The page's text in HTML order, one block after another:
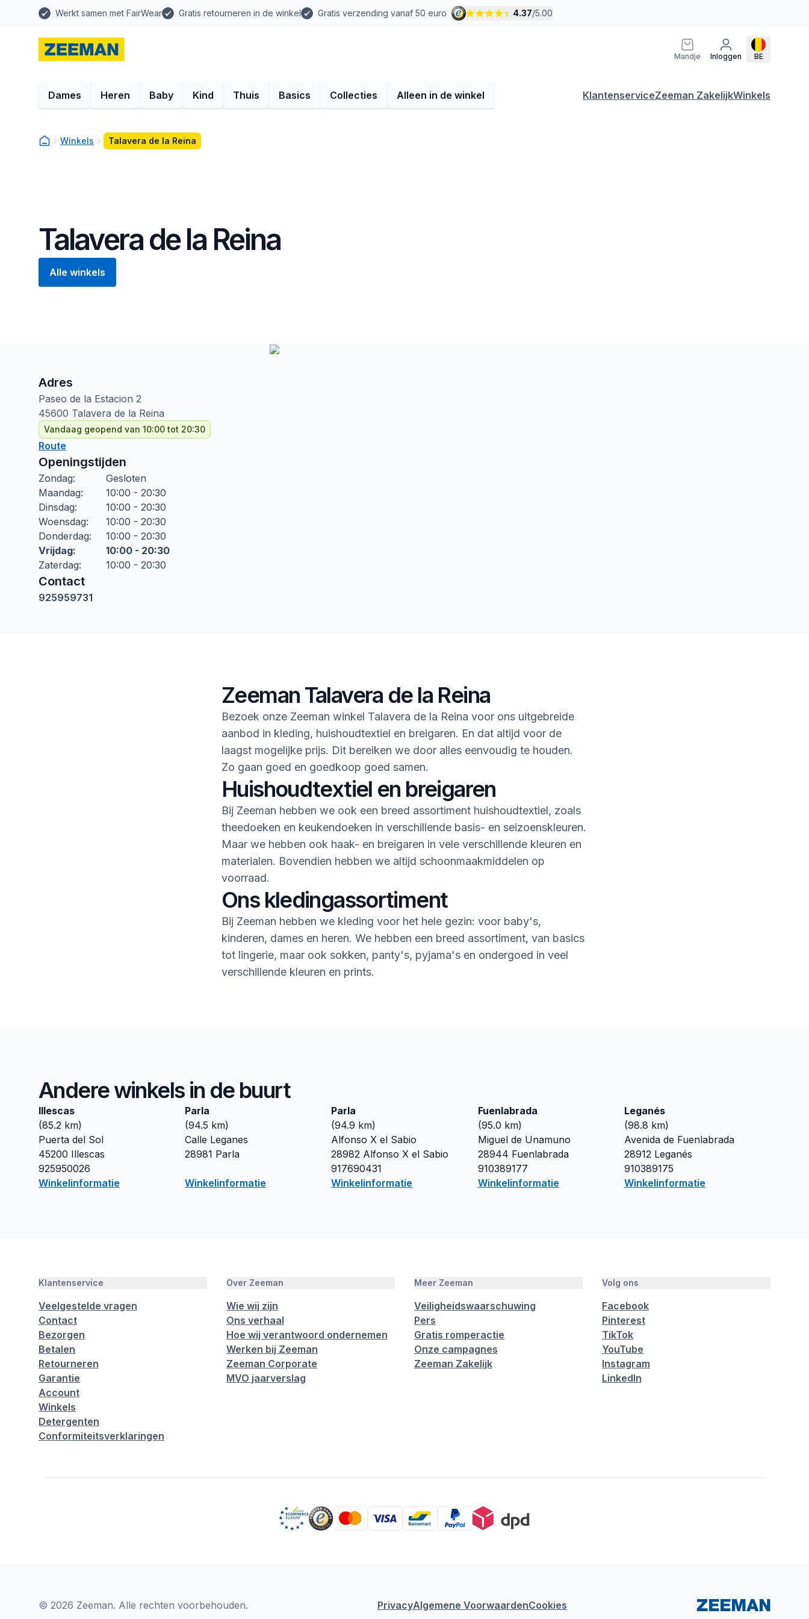
Werkt samen met FairWear Gratis retourneren in de winkel Gratis verzending vanaf 50 euro 4.37/5.00
Mandje Inloggen BE
Dames Heren Baby Kind Thuis Basics Collecties Alleen in de winkel KlantenserviceZeeman ZakelijkWinkels
Winkels Talavera de la Reina
Talavera de la Reina
Alle winkels
Adres
Paseo de la Estacion 2
45600 Talavera de la Reina
Vandaag geopend van 10:00 tot 20:30
Route
Openingstijden
Zondag:
Gesloten
Maandag:
10:00 - 20:30
Dinsdag:
10:00 - 20:30
Woensdag:
10:00 - 20:30
Donderdag:
10:00 - 20:30
Vrijdag:
10:00 - 20:30
Zaterdag: 10:00 - 20:30
Contact
925959731
Zeeman Talavera de la Reina
Bezoek onze Zeeman winkel Talavera de la Reina voor ons uitgebreide
aanbod in kleding, huishoudtextiel en breigaren. En dat altijd voor de
laagst mogelijke prijs. Dit bereiken we door alles eenvoudig te houden.
Zo gaan goed en goedkoop goed samen.
Huishoudtextiel en breigaren
Bij Zeeman hebben we ook een breed assortiment huishoudtextiel, zoals
theedoeken en keukendoeken in verschillende basis- en seizoenskleuren.
Maar we hebben ook haak- en breigaren in vele verschillende kleuren en
materialen. Bovendien hebben we altijd schoonmaakmiddelen op
voorraad.
Ons kledingassortiment
Bij Zeeman hebben we kleding voor het hele gezin: voor baby's,
kinderen, dames en heren. We hebben een breed assortiment, van basics
tot lingerie, maar ook sokken, panty's, pyjama's en ondergoed in veel
verschillende kleuren en prints.
Andere winkels in de buurt
Illescas
(85.2 km)
Puerta del Sol
45200 Illescas
925950026
Winkelinformatie
Parla
(94.5 km)
Calle Leganes
28981 Parla
Winkelinformatie
Parla
(94.9 km)
Alfonso X el Sabio
28982 Alfonso X el Sabio
917690431
Winkelinformatie
Fuenlabrada
(95.0 km)
Miguel de Unamuno
28944 Fuenlabrada
910389177
Winkelinformatie
Leganés
(98.8 km)
Avenida de Fuenlabrada
28912 Leganés
910389175
Winkelinformatie
Klantenservice
Veelgestelde vragen
Contact
Bezorgen
Betalen
Retourneren
Garantie
Account
Winkels
Detergenten
Conformiteitsverklaringen
Over Zeeman
Wie wij zijn
Ons verhaal
Hoe wij verantwoord ondernemen
Werken bij Zeeman
Zeeman Corporate
MVO jaarverslag
Meer Zeeman
Veiligheidswaarschuwing
Pers
Gratis romperactie
Onze campagnes
Zeeman Zakelijk
Volg ons
Facebook
Pinterest
TikTok
YouTube
Instagram
LinkedIn
© 2026 Zeeman. Alle rechten voorbehouden. PrivacyAlgemene VoorwaardenCookies